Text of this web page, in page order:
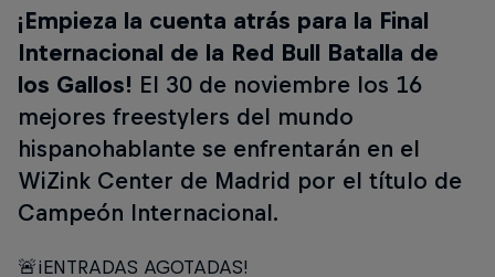
¡Empieza la cuenta atrás para la Final
Internacional de la Red Bull Batalla de
los Gallos! El 30 de noviembre los 16
mejores freestylers del mundo
hispanohablante se enfrentarán en el
WiZink Center de Madrid por el título de
Campeón Internacional.
🚨¡ENTRADAS AGOTADAS!